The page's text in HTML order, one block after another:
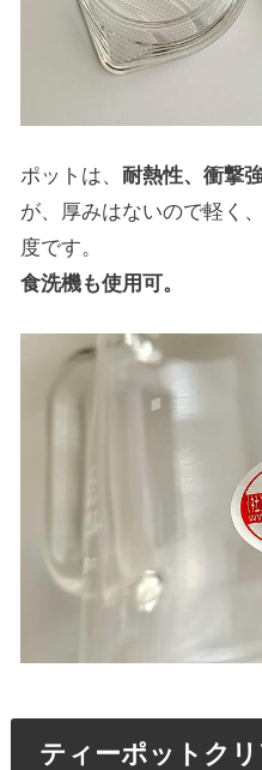
ポットは、耐熱性、衝撃
が、厚みはないので軽く
度です。
食洗機も使用可。
ティーポットク